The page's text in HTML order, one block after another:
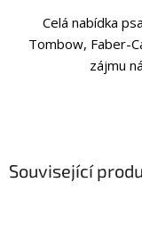
Související
Celá nabídka
Tombow, Faber-
zájmu